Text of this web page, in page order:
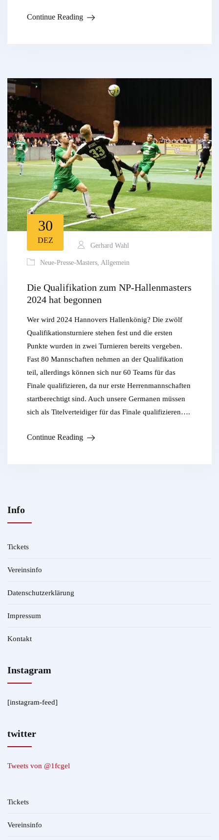
Continue Reading
30
DEZ
Gerhard Wahl
Neue-Presse-Masters, Allgemein
Die Qualifikation zum NP-Hallenmasters
2024 hat begonnen
Wer wird 2024 Hannovers Hallenkönig? Die zwölf
Qualifikationsturniere stehen fest und die ersten
Punkte wurden in zwei Turnieren bereits vergeben.
Fast 80 Mannschaften nehmen an der Qualifikation
teil, allerdings können sich nur 60 Teams für das
Finale qualifizieren, da nur erste Herrenmannschaften
startberechtigt sind. Auch unsere Germanen müssen
sich als Titelverteidiger für das Finale qualifizieren….
Continue Reading
Info
Tickets
Vereinsinfo
Datenschutzerklärung
Impressum
Kontakt
Instagram
[instagram-feed]
twitter
Tweets von @1fcgel
Tickets
Vereinsinfo